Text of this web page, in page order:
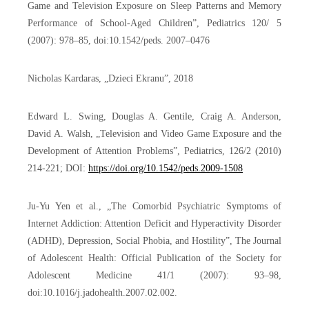
Game and Television Exposure on Sleep Patterns and Memory
Performance of School-Aged Children”, Pediatrics 120/ 5
(2007): 978–85, doi:10.1542/peds. 2007–0476
Nicholas Kardaras, „Dzieci Ekranu”, 2018
Edward L. Swing, Douglas A. Gentile, Craig A. Anderson,
David A. Walsh, „Television and Video Game Exposure and the
Development of Attention Problems”, Pediatrics, 126/2 (2010)
214-221; DOI: https://doi.org/10.1542/peds.2009-1508
Ju-Yu Yen et al., „The Comorbid Psychiatric Symptoms of
Internet Addiction: Attention Deficit and Hyperactivity Disorder
(ADHD), Depression, Social Phobia, and Hostility”, The Journal
of Adolescent Health: Official Publication of the Society for
Adolescent Medicine 41/1 (2007): 93–98,
doi:10.1016/j.jadohealth.2007.02.002.